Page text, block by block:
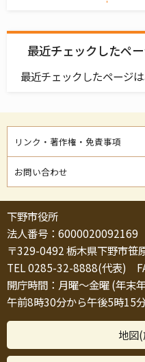
最近チェックしたペ
最近チェックしたページは
リンク・著作権・免責事項
お問い合わせ
下野市役所
法人番号：6000020092169
〒329-0492 栃木県下野市笹
TEL 0285-32-8888(代表)
開庁時間：月曜～金曜 (年末
午前8時30分から午後5時15
地図